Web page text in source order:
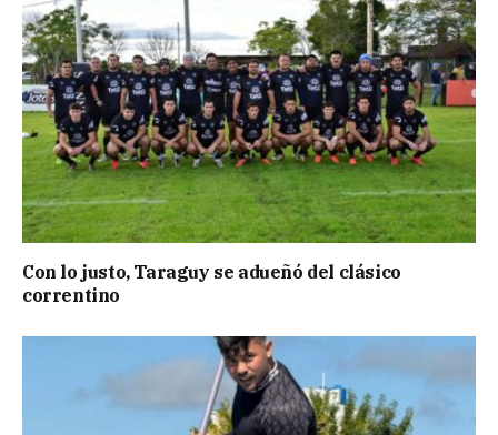
Con lo justo, Taraguy se adueñó del clásico
correntino